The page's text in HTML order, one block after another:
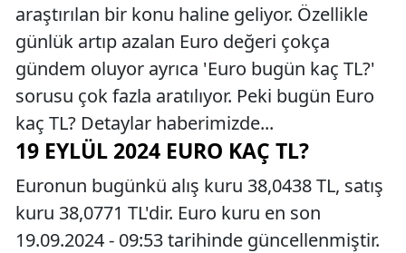
araştırılan bir konu haline geliyor. Özellikle
günlük artıp azalan Euro değeri çokça
gündem oluyor ayrıca 'Euro bugün kaç TL?'
sorusu çok fazla aratılıyor. Peki bugün Euro
kaç TL? Detaylar haberimizde...
19 EYLÜL 2024 EURO KAÇ TL?
Euronun bugünkü alış kuru 38,0438 TL, satış
kuru 38,0771 TL'dir. Euro kuru en son
19.09.2024 - 09:53 tarihinde güncellenmiştir.